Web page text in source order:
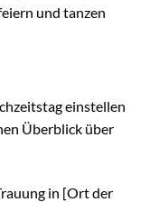
und tanzen
einstellen
Überblick über
in [Ort der